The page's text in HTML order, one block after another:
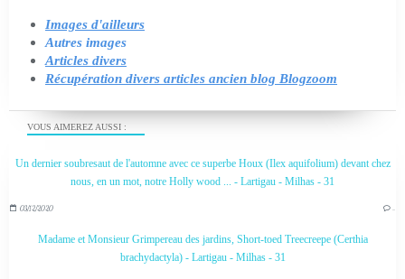
VOUS AIMEREZ AUSSI :
Un dernier soubresaut de l'automne avec ce superbe Houx (Ilex aquifolium) devant chez
nous, en un mot, notre Holly wood ... - Lartigau - Milhas - 31
03/12/2020 …
Madame et Monsieur Grimpereau des jardins, Short-toed Treecreepe (Certhia
brachydactyla) - Lartigau - Milhas - 31
Images d'ailleurs
Autres images
Articles divers
Récupération divers articles ancien blog Blogzoom